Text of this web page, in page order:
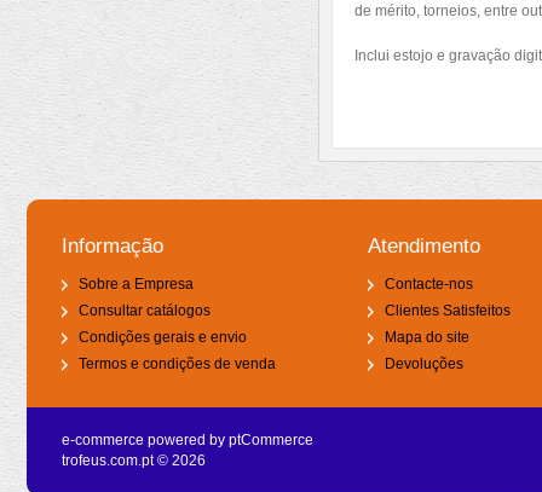
de mérito, torneios, entre
Inclui estojo e gravação
Informação
Sobre a Empresa
Consultar catálogos
Condições gerais e envio
Termos e condições de venda
Atendimento
Contacte-nos
Clientes Satisfeitos
Mapa do site
Devoluções
e-commerce powered by ptCommerce
trofeus.com.pt © 2026